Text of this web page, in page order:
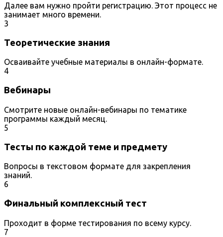
Далее вам нужно пройти регистрацию. Этот процесс не
занимает много времени.
3
Теоретические знания
Осваивайте учебные материалы в онлайн-формате.
4
Вебинары
Смотрите новые онлайн-вебинары по тематике
программы каждый месяц.
5
Тесты по каждой теме и предмету
Вопросы в текстовом формате для закрепления
знаний.
6
Финальный комплексный тест
Проходит в форме тестирования по всему курсу.
7